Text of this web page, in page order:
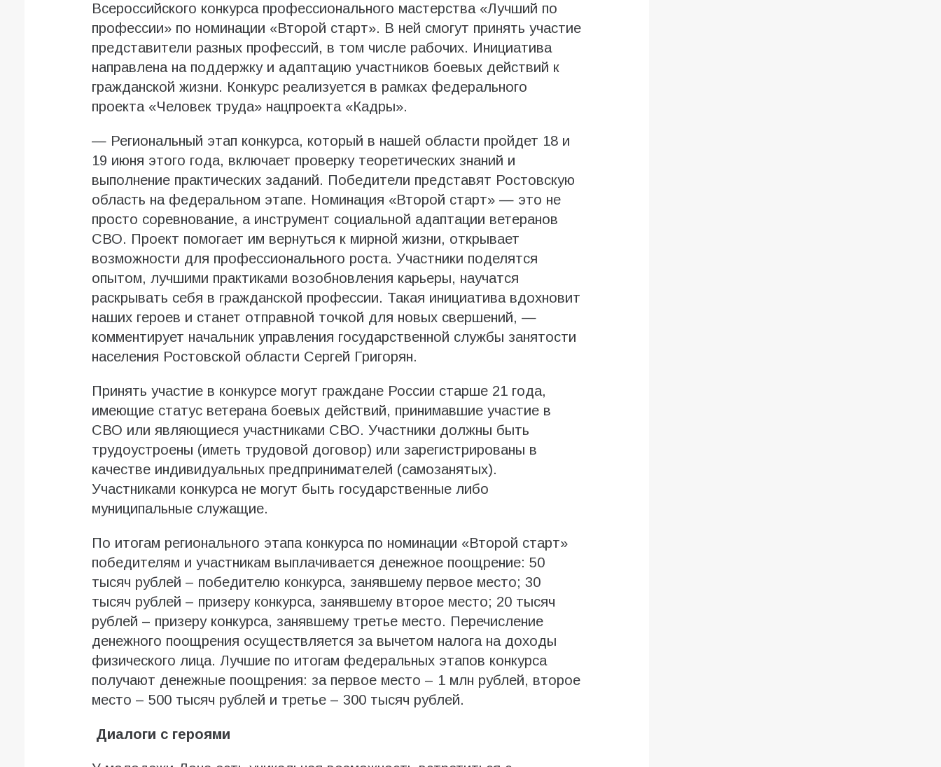
Всероссийского конкурса профессионального мастерства «Лучший по
профессии» по номинации «Второй старт». В ней смогут принять участие
представители разных профессий, в том числе рабочих. Инициатива
направлена на поддержку и адаптацию участников боевых действий к
гражданской жизни. Конкурс реализуется в рамках федерального
проекта «Человек труда» нацпроекта «Кадры».
— Региональный этап конкурса, который в нашей области пройдет 18 и
19 июня этого года, включает проверку теоретических знаний и
выполнение практических заданий. Победители представят Ростовскую
область на федеральном этапе. Номинация «Второй старт» — это не
просто соревнование, а инструмент социальной адаптации ветеранов
СВО. Проект помогает им вернуться к мирной жизни, открывает
возможности для профессионального роста. Участники поделятся
опытом, лучшими практиками возобновления карьеры, научатся
раскрывать себя в гражданской профессии. Такая инициатива вдохновит
наших героев и станет отправной точкой для новых свершений, —
комментирует начальник управления государственной службы занятости
населения Ростовской области Сергей Григорян.
Принять участие в конкурсе могут граждане России старше 21 года,
имеющие статус ветерана боевых действий, принимавшие участие в
СВО или являющиеся участниками СВО. Участники должны быть
трудоустроены (иметь трудовой договор) или зарегистрированы в
качестве индивидуальных предпринимателей (самозанятых).
Участниками конкурса не могут быть государственные либо
муниципальные служащие.
По итогам регионального этапа конкурса по номинации «Второй старт»
победителям и участникам выплачивается денежное поощрение: 50
тысяч рублей – победителю конкурса, занявшему первое место; 30
тысяч рублей – призеру конкурса, занявшему второе место; 20 тысяч
рублей – призеру конкурса, занявшему третье место. Перечисление
денежного поощрения осуществляется за вычетом налога на доходы
физического лица. Лучшие по итогам федеральных этапов конкурса
получают денежные поощрения: за первое место – 1 млн рублей, второе
место – 500 тысяч рублей и третье – 300 тысяч рублей.
Диалоги с героями